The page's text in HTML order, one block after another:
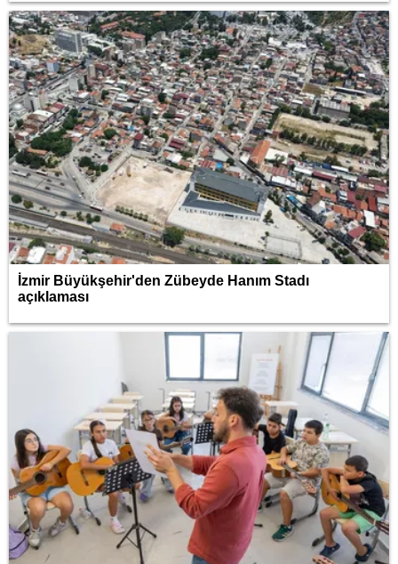
İzmir Büyükşehir'den Zübeyde Hanım Stadı
açıklaması